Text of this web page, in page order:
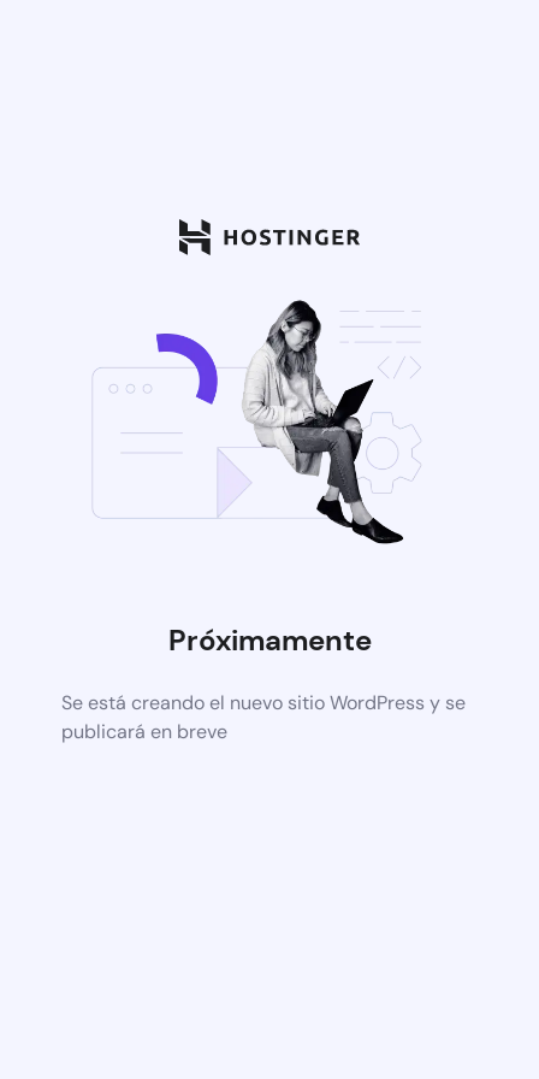
Próximamente
Se está creando el nuevo sitio WordPress y se
publicará en breve